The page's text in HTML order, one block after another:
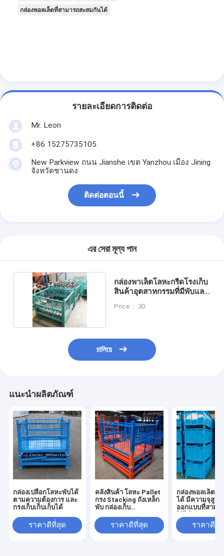
กล่องพอลเล็ตที่สามารถสะสมกันได้
รายละเอียดการติดต่อ
Mr. Leon
+86 15275735105
New Parkview ถนน Jianshe เขต Yanzhou เมือง Jining
จังหวัดชานดง
ติดต่อตอนนี้
এর সেরা মূল্য পান
กล่องพาเล็ตโลหะกรีดโรงเก็บ
สินค้าอุตสาหกรรมที่มีพับและ
Price： 30
চালিয়ে
แนะนำผลิตภัณฑ์
กล่องเปลือกโลหะพับได้
ตามความต้องการ และ
กรงเก็บเก็บเก็บได้
ราคาดีที่สุด
คลังสินค้า โลหะ Pallet
กรง Stacking ถังเหล็ก
พับ กล่องเก็บ
ราคาดีที่สุด
กล่องพอลเล็ตเ
ได้ มีความจุสูง
ออกแบบที่สามา
สินค้าอุตสาหกร
ราคาดีที่